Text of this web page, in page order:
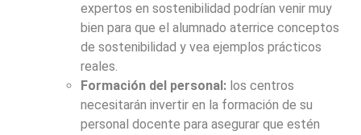
expertos en sostenibilidad podrían venir muy
bien para que el alumnado aterrice conceptos
de sostenibilidad y vea ejemplos prácticos
reales.
Formación del personal: los centros
necesitarán invertir en la formación de su
personal docente para asegurar que estén